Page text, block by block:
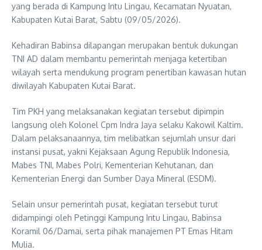
yang berada di Kampung Intu Lingau, Kecamatan Nyuatan,
Kabupaten Kutai Barat, Sabtu (09/05/2026).
Kehadiran Babinsa dilapangan merupakan bentuk dukungan
TNI AD dalam membantu pemerintah menjaga ketertiban
wilayah serta mendukung program penertiban kawasan hutan
diwilayah Kabupaten Kutai Barat.
Tim PKH yang melaksanakan kegiatan tersebut dipimpin
langsung oleh Kolonel Cpm Indra Jaya selaku Kakowil Kaltim.
Dalam pelaksanaannya, tim melibatkan sejumlah unsur dari
instansi pusat, yakni Kejaksaan Agung Republik Indonesia,
Mabes TNI, Mabes Polri, Kementerian Kehutanan, dan
Kementerian Energi dan Sumber Daya Mineral (ESDM).
Selain unsur pemerintah pusat, kegiatan tersebut turut
didampingi oleh Petinggi Kampung Intu Lingau, Babinsa
Koramil 06/Damai, serta pihak manajemen PT Emas Hitam
Mulia.